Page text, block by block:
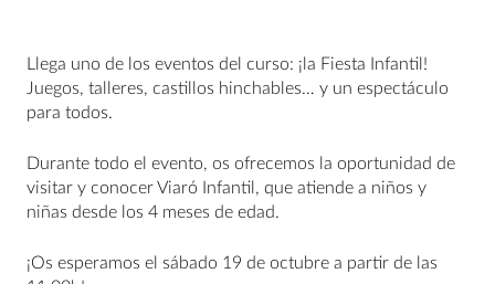
Llega uno de los eventos del curso: ¡la Fiesta Infantil!
Juegos, talleres, castillos hinchables… y un espectáculo
para todos.
Durante todo el evento, os ofrecemos la oportunidad de
visitar y conocer Viaró Infantil, que atiende a niños y
niñas desde los 4 meses de edad.
¡Os esperamos el sábado 19 de octubre a partir de las